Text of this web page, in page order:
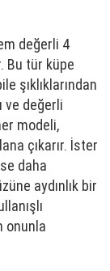
değerli 4
Bu tür küpe
şıklıklarından
ve değerli
modeli,
çıkarır. İster
daha
aydınlık bir
onunla